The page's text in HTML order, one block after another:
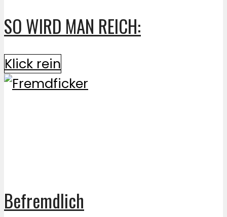
SO WIRD MAN REICH:
Klick rein
Befremdlich